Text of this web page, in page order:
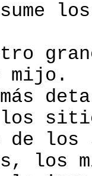
mijo.
de
los